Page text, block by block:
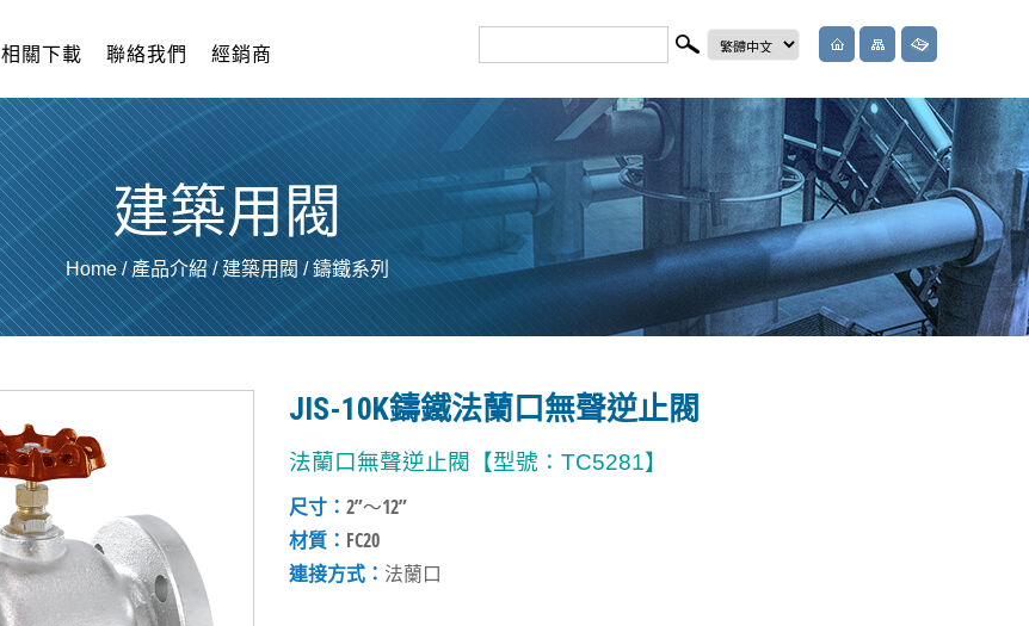
相關下載 聯絡我們 經銷商
建築用閥
Home/產品介紹/建築用閥/鑄鐵系列
JIS-10K鑄鐵法蘭口無聲逆止閥
法蘭口無聲逆止閥【型號：TC5281】
尺寸：2”～12”
材質： FC20
連接方式： 法蘭口